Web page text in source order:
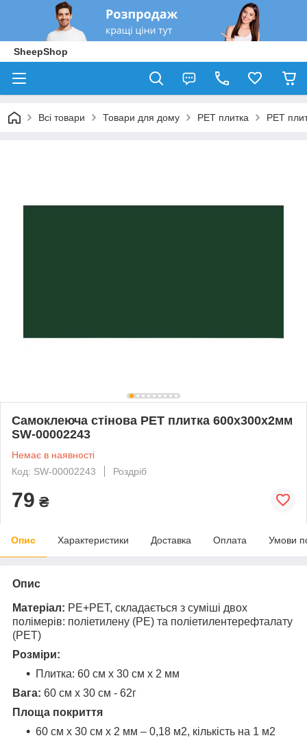
SheepShop
Всі товари Товари для дому PЕT плитка PET
Самоклеюча стінова PET плитка 600х300х2мм
SW-00002243
Немає в наявності
Код: SW-00002243
Роздріб
79 ₴
Опис Характеристики Доставка Оплата Умови
Опис
Матеріал: PE+PET, складається з суміші двох
полімерів: поліетилену (PE) та поліетилентерефталату
(PET)
Розміри:
Плитка: 60 см х 30 см х 2 мм
Вага: 60 см х 30 см - 62г
Площа покриття
60 см х 30 см х 2 мм – 0,18 м2, кількість на 1 м2